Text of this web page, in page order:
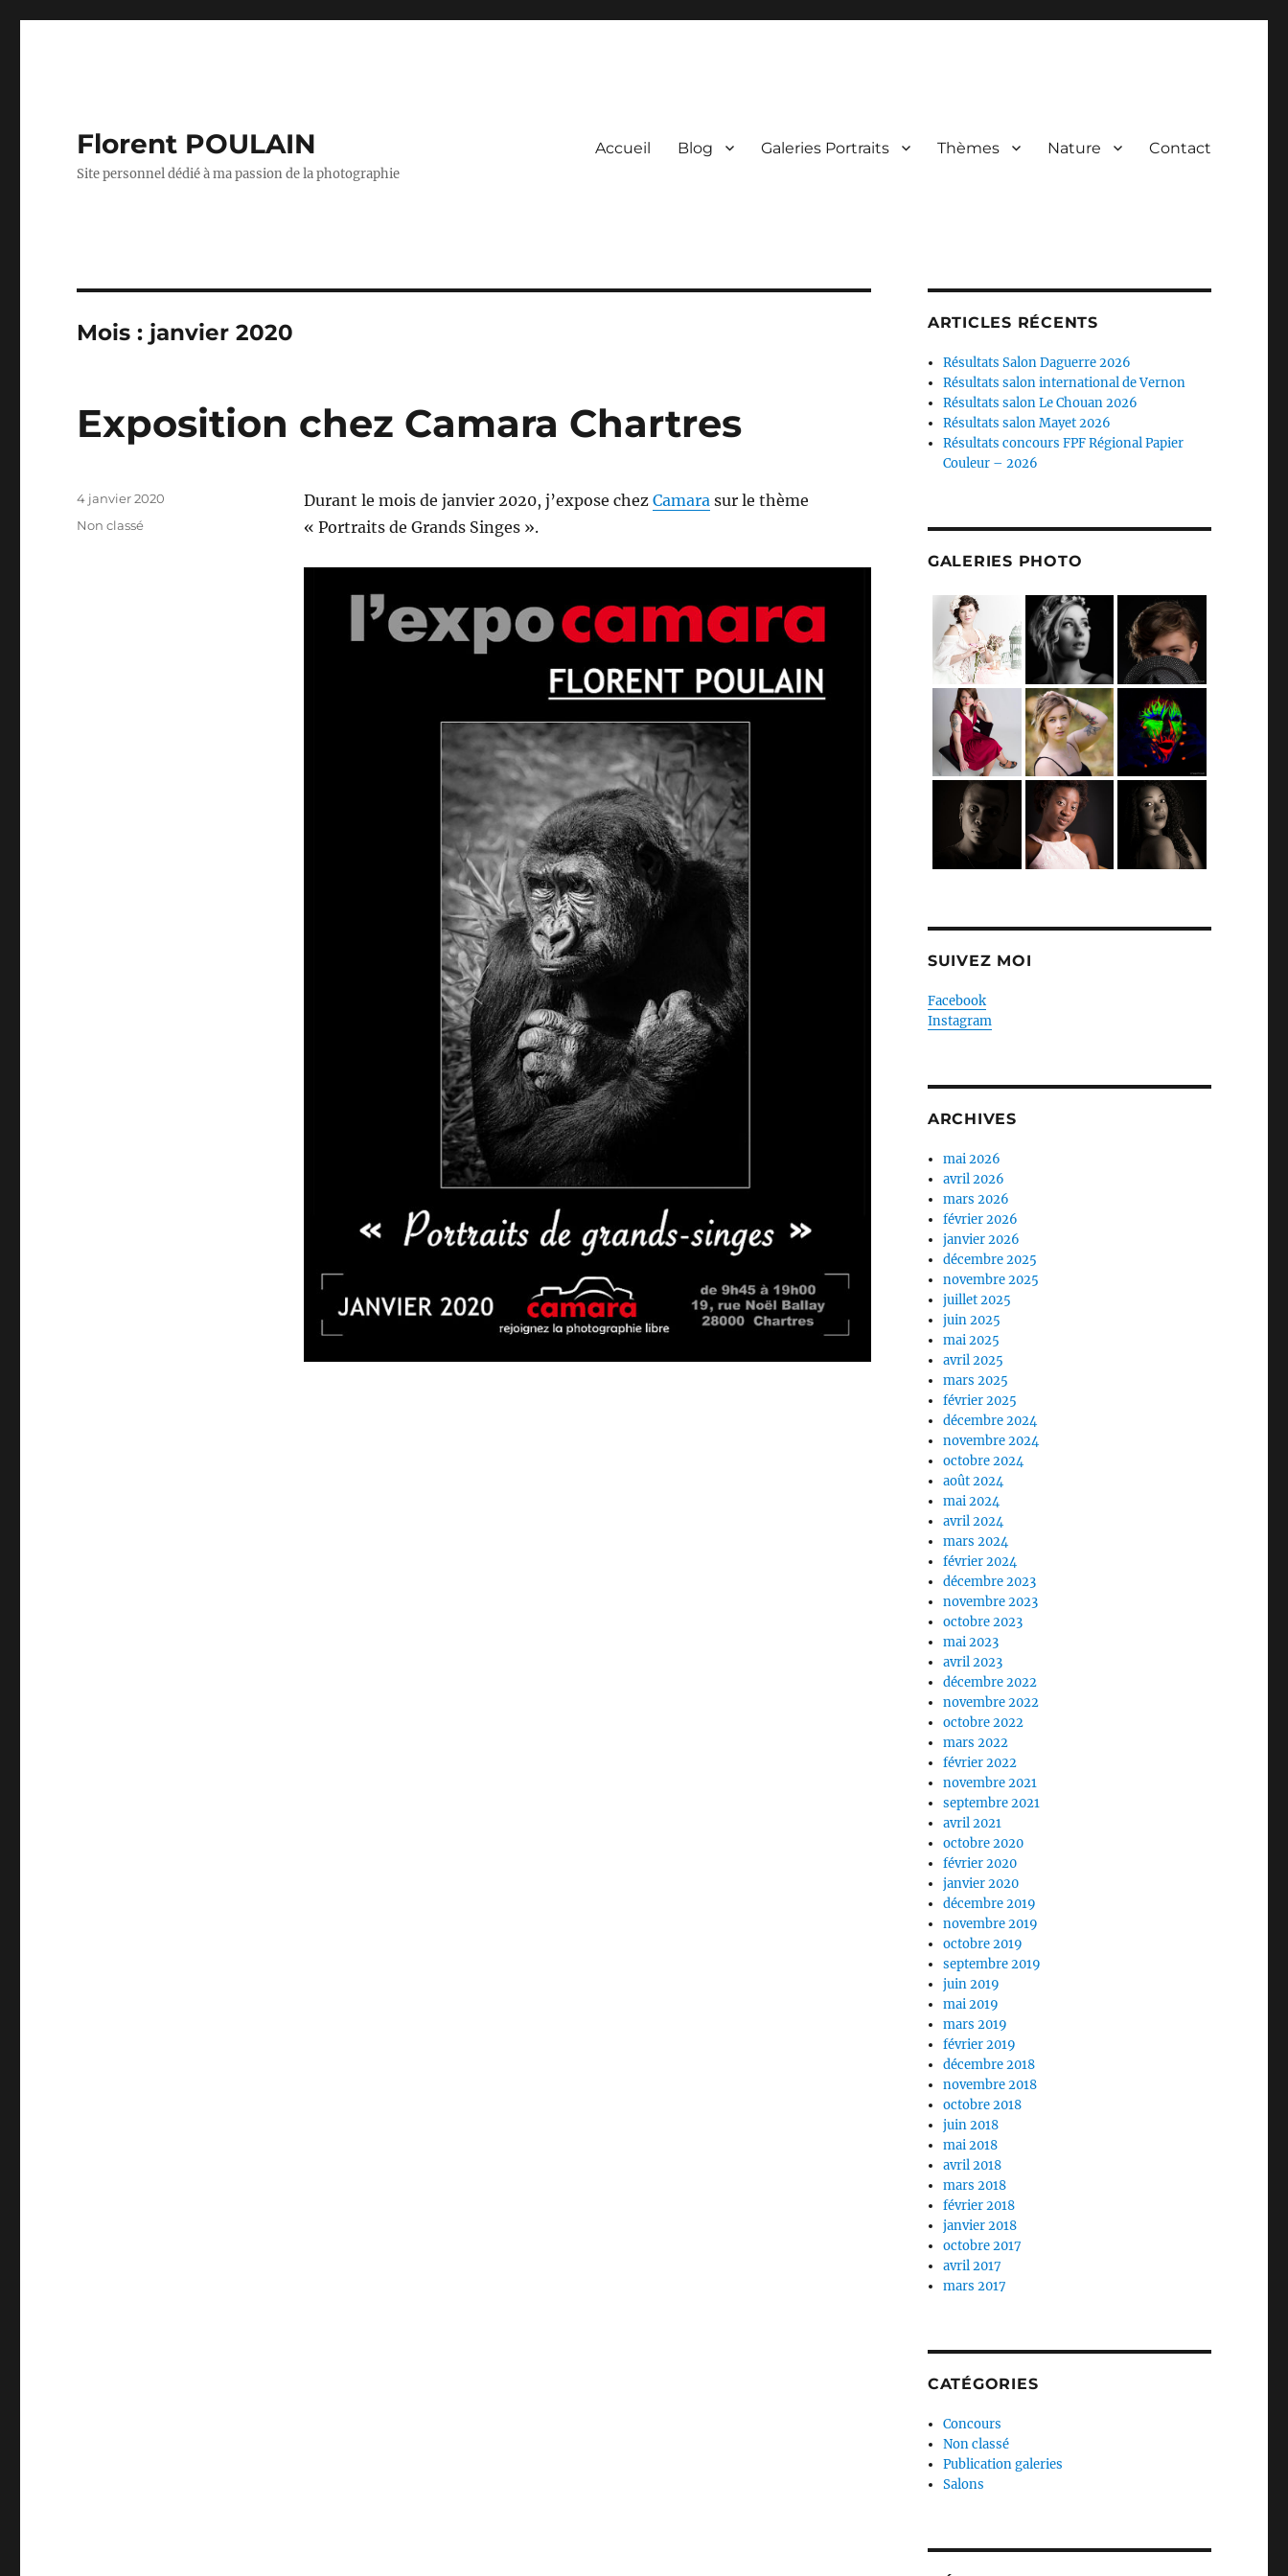
Florent POULAIN
Site personnel dédié à ma passion de la photographie
Accueil Blog Galeries Portraits Thèmes Nature Contact
Mois : janvier 2020
Exposition chez Camara Chartres
Durant le mois de janvier 2020, j’expose chez Camarasur le thème
« Portraits de Grands Singes ».
Publié
4 janvier 2020
Catégories
Non classé
ARTICLES RÉCENTS
Résultats Salon Daguerre 2026
Résultats salon international de Vernon
Résultats salon Le Chouan 2026
Résultats salon Mayet 2026
Résultats concours FPF Régional Papier
Couleur – 2026
GALERIES PHOTO
SUIVEZ MOI
Facebook
Instagram
ARCHIVES
mai 2026
avril 2026
mars 2026
février 2026
janvier 2026
décembre 2025
novembre 2025
juillet 2025
juin 2025
mai 2025
avril 2025
mars 2025
février 2025
décembre 2024
novembre 2024
octobre 2024
août 2024
mai 2024
avril 2024
mars 2024
février 2024
décembre 2023
novembre 2023
octobre 2023
mai 2023
avril 2023
décembre 2022
novembre 2022
octobre 2022
mars 2022
février 2022
novembre 2021
septembre 2021
avril 2021
octobre 2020
février 2020
janvier 2020
décembre 2019
novembre 2019
octobre 2019
septembre 2019
juin 2019
mai 2019
mars 2019
février 2019
décembre 2018
novembre 2018
octobre 2018
juin 2018
mai 2018
avril 2018
mars 2018
février 2018
janvier 2018
octobre 2017
avril 2017
mars 2017
CATÉGORIES
Concours
Non classé
Publication galeries
Salons